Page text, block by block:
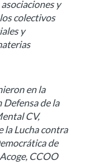
y
colectivos
y
en la
de la
CV,
la Lucha contra
de
CCOO